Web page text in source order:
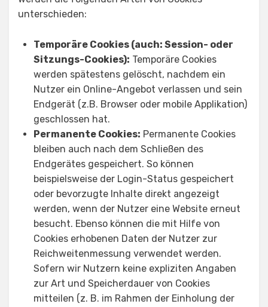
unterschieden:
Temporäre Cookies (auch: Session- oder
Sitzungs-Cookies): Temporäre Cookies
werden spätestens gelöscht, nachdem ein
Nutzer ein Online-Angebot verlassen und sein
Endgerät (z.B. Browser oder mobile Applikation)
geschlossen hat.
Permanente Cookies: Permanente Cookies
bleiben auch nach dem Schließen des
Endgerätes gespeichert. So können
beispielsweise der Login-Status gespeichert
oder bevorzugte Inhalte direkt angezeigt
werden, wenn der Nutzer eine Website erneut
besucht. Ebenso können die mit Hilfe von
Cookies erhobenen Daten der Nutzer zur
Reichweitenmessung verwendet werden.
Sofern wir Nutzern keine expliziten Angaben
zur Art und Speicherdauer von Cookies
mitteilen (z. B. im Rahmen der Einholung der